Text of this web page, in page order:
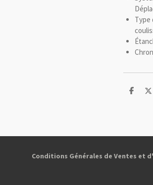
Type
P
e
P
e
Conditions Générales de Ventes et